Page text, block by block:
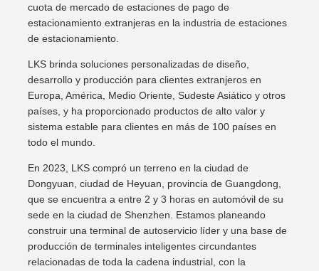
cuota de mercado de estaciones de pago de
estacionamiento extranjeras en la industria de estaciones
de estacionamiento.
LKS brinda soluciones personalizadas de diseño,
desarrollo y producción para clientes extranjeros en
Europa, América, Medio Oriente, Sudeste Asiático y otros
países, y ha proporcionado productos de alto valor y
sistema estable para clientes en más de 100 países en
todo el mundo.
En 2023, LKS compró un terreno en la ciudad de
Dongyuan, ciudad de Heyuan, provincia de Guangdong,
que se encuentra a entre 2 y 3 horas en automóvil de su
sede en la ciudad de Shenzhen. Estamos planeando
construir una terminal de autoservicio líder y una base de
producción de terminales inteligentes circundantes
relacionadas de toda la cadena industrial, con la